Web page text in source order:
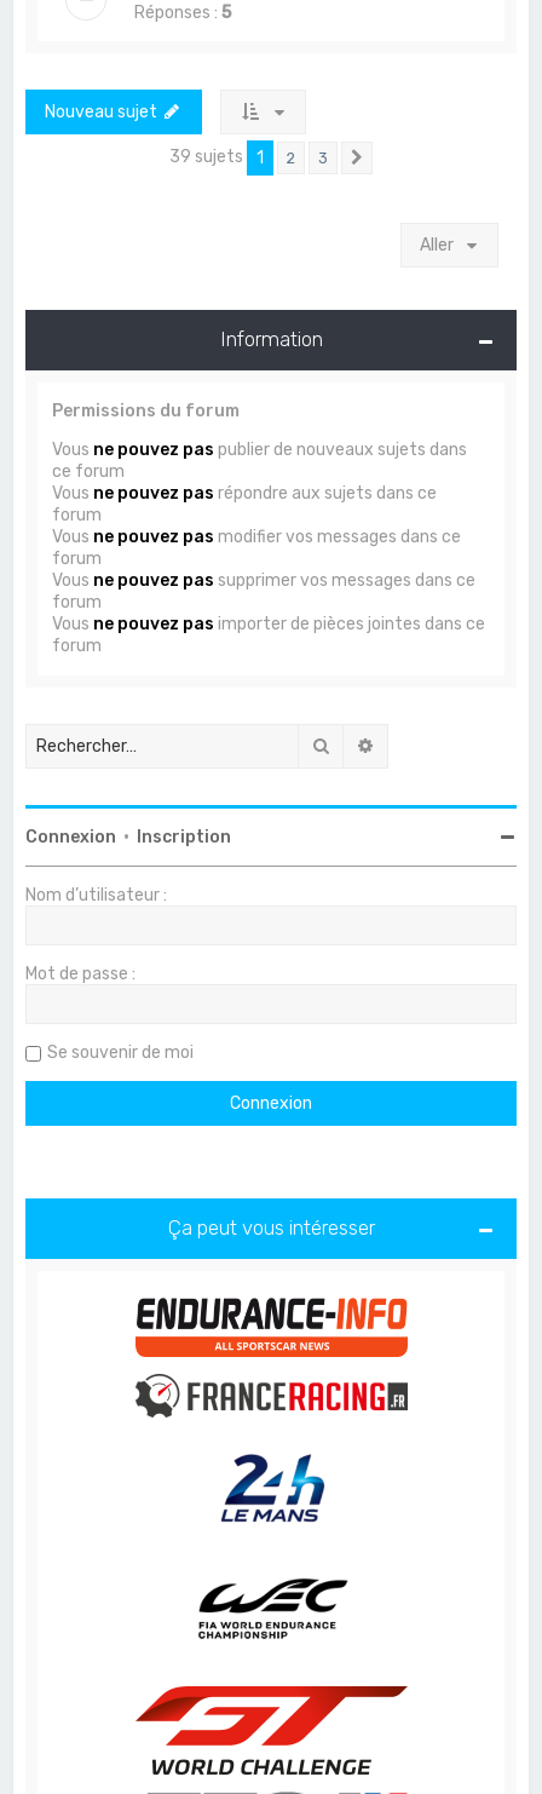
Réponses :5
Nouveau sujet
39 sujets 1 2 3
Aller
Information
Permissions du forum
Vous ne pouvez pas publier de nouveaux sujets dans
ce forum
Vous ne pouvez pas répondre aux sujets dans ce
forum
Vous ne pouvez pas modifier vos messages dans ce
forum
Vous ne pouvez pas supprimer vos messages dans ce
forum
Vous ne pouvez pas importer de pièces jointes dans ce
forum
Rechercher
Connexion • Inscription
Nom d’utilisateur :
Mot de passe :
Se souvenir de moi
Ça peut vous intéresser